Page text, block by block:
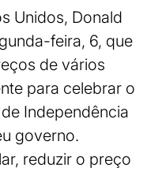
Unidos, Donald
feira, 6, que
de vários
para celebrar o
Independência
governo.
reduzir o preço